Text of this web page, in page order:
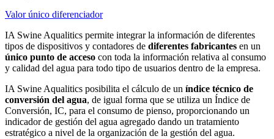
Valor único diferenciador
IA Swine Aqualitics permite integrar la información de diferentes
tipos de dispositivos y contadores de diferentes fabricantes en un
único punto de acceso con toda la información relativa al consumo
y calidad del agua para todo tipo de usuarios dentro de la empresa.
IA Swine Aqualitics posibilita el cálculo de un índice técnico de
conversión del agua, de igual forma que se utiliza un Índice de
Conversión, IC, para el consumo de pienso, proporcionando un
indicador de gestión del agua agregado dando un tratamiento
estratégico a nivel de la organización de la gestión del agua.